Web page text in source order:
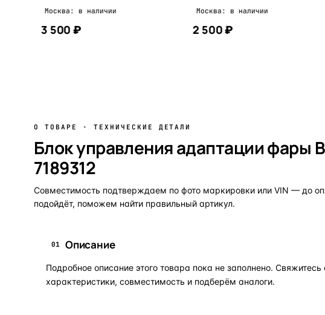
Москва: в наличии
3 500 ₽
Москва: в наличии
2 500 ₽
О ТОВАРЕ · ТЕХНИЧЕСКИЕ ДЕТАЛИ
Блок управления адаптации фары
7189312
Совместимость подтверждаем по фото маркировки или VIN — до
подойдёт, поможем найти правильный артикул.
01 Описание
Подробное описание этого товара пока не заполнено.
характеристики, совместимость и подберём аналоги.